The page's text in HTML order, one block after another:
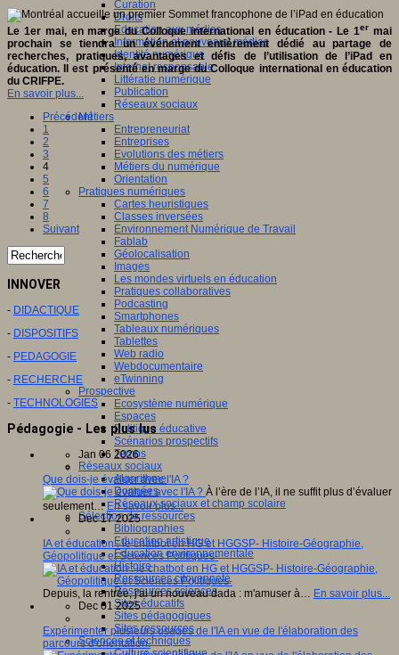
Curation
Droits
Education aux médias
Information et nouveaux médias
Identité numérique
Internet responsable
Littératie numérique
Publication
Réseaux sociaux
Métiers
Entrepreneuriat
Entreprises
Evolutions des métiers
Métiers du numérique
Orientation
Pratiques numériques
Cartes heuristiques
Classes inversées
Environnement Numérique de Travail
Fablab
Géolocalisation
Images
Les mondes virtuels en éducation
Pratiques collaboratives
Podcasting
Smartphones
Tableaux numériques
Tablettes
Web radio
Webdocumentaire
eTwinning
Prospective
Ecosystème numérique
Espaces
Politique éducative
Scénarios prospectifs
Temps
Réseaux sociaux
Algorithme
Données
Réseaux sociaux et champ scolaire
Sélection de ressources
Bibliographies
Education artistique
Education environnementale
Histoire
Ressources citoyenneté
Ressources sciences
Sites éducatifs
Sites pédagogiques
Sites ressources
Sciences et techniques
Le 1er mai, en marge du Colloque international en éducation - Le 1er mai
prochain se tiendra un événement entièrement dédié au partage de
recherches, pratiques, avantages et défis de l’utilisation de l’iPad en
éducation. Il est présenté en marge du Colloque international en éducation
du CRIFPE.
En savoir plus...
Précédent
1
2
3
4
5
6
7
8
Suivant
INNOVER
- DIDACTIQUE
- DISPOSITIFS
- PEDAGOGIE
- RECHERCHE
- TECHNOLOGIES
Pédagogie - Les plus lus
Jan 06 2026
Que dois-je évaluer avec l'IA ?
À l’ère de l’IA, il ne suffit plus d’évaluer
seulement… En savoir plus...
Dec 17 2025
IA et éducation : le chatbot en HG et HGGSP- Histoire-Géographie,
Géopolitique et Sciences Politiques-
Depuis, la rentrée, j'ai un nouveau dada : m'amuser à… En savoir plus...
Dec 01 2025
Expérimenter plusieurs usages de l'IA en vue de l'élaboration des
parcours d'orientation.